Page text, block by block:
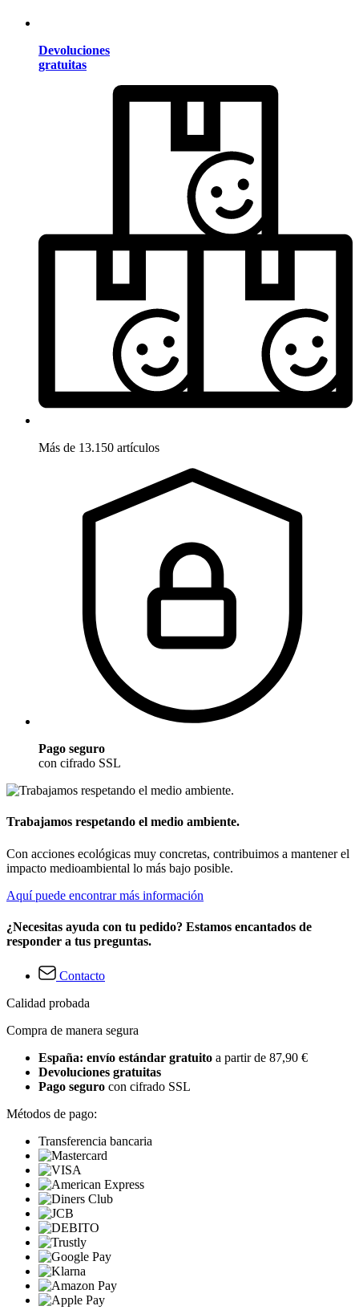
Devoluciones
gratuitas
Más de 13.150 artículos
Pago seguro
con cifrado SSL
Trabajamos respetando el medio ambiente.
Con acciones ecológicas muy concretas, contribuimos a mantener el
impacto medioambiental lo más bajo posible.
Aquí puede encontrar más información
¿Necesitas ayuda con tu pedido? Estamos encantados de
responder a tus preguntas.
Contacto
Calidad probada
Compra de manera segura
España: envío estándar gratuito a partir de 87,90 €
Devoluciones gratuitas
Pago seguro con cifrado SSL
Métodos de pago:
Transferencia bancaria